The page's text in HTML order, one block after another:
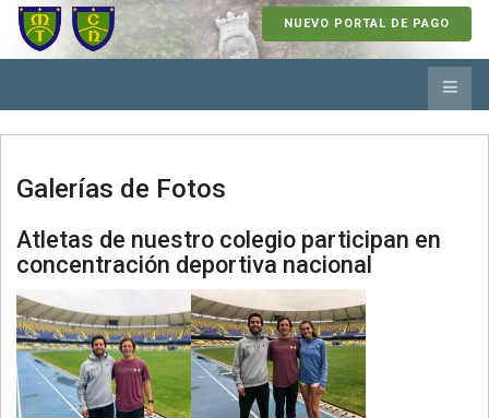
NUEVO PORTAL DE PAGO
Galerías de Fotos
Atletas de nuestro colegio participan en
concentración deportiva nacional